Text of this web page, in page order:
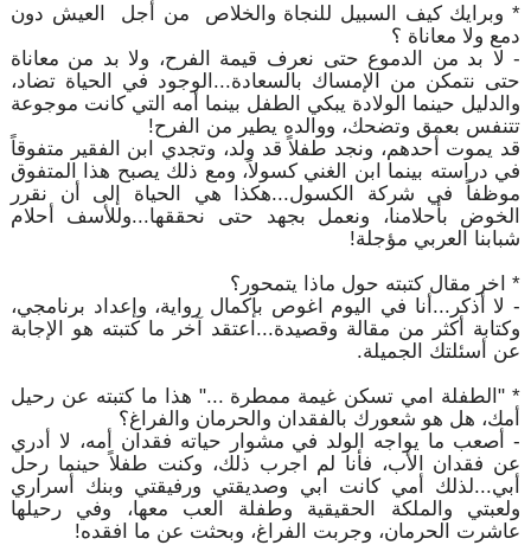
* وبرايك كيف السبيل للنجاة والخلاص من أجل العيش دون
دمع ولا معاناة ؟
- لا بد من الدموع حتى نعرف قيمة الفرح، ولا بد من معاناة
حتى نتمكن من الإمساك بالسعادة...الوجود في الحياة تضاد،
والدليل حينما الولادة يبكي الطفل بينما أمه التي كانت موجوعة
تتنفس بعمق وتضحك، ووالده يطير من الفرح!
قد يموت أحدهم، ونجد طفلاً قد ولد، وتجدي ابن الفقير متفوقاً
في دراسته بينما ابن الغني كسولاً، ومع ذلك يصبح هذا المتفوق
موظفاً في شركة الكسول...هكذا هي الحياة إلى أن نقرر
الخوض بأحلامنا، ونعمل بجهد حتى نحققها...وللأسف أحلام
شبابنا العربي مؤجلة!
* اخر مقال كتبته حول ماذا يتمحور؟
- لا أذكر...أنا في اليوم اغوص بإكمال رواية، وإعداد برنامجي،
وكتابة أكثر من مقالة وقصيدة...اعتقد آخر ما كتبته هو الإجابة
عن أسئلتك الجميلة.
* "الطفلة امي تسكن غيمة ممطرة ..." هذا ما كتبته عن رحيل
أمك، هل هو شعورك بالفقدان والحرمان والفراغ؟
- أصعب ما يواجه الولد في مشوار حياته فقدان أمه، لا أدري
عن فقدان الأب، فأنا لم اجرب ذلك، وكنت طفلاً حينما رحل
أبي...لذلك أمي كانت ابي وصديقتي ورفيقتي وبنك أسراري
ولعبتي والملكة الحقيقية وطفلة العب معها، وفي رحيلها
عاشرت الحرمان، وجربت الفراغ، وبحثت عن ما افقده!